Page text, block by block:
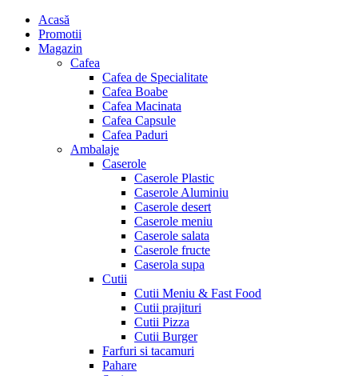
Menu
Acasă
Promotii
Magazin
Cafea
Cafea de Specialitate
Cafea Boabe
Cafea Macinata
Cafea Capsule
Cafea Paduri
Ambalaje
Caserole
Caserole Plastic
Caserole Aluminiu
Caserole desert
Caserole meniu
Caserole salata
Caserole fructe
Caserola supa
Cutii
Cutii Meniu & Fast Food
Cutii prajituri
Cutii Pizza
Cutii Burger
Farfuri si tacamuri
Pahare